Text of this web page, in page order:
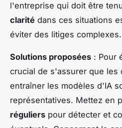
l'entreprise qui doit être
clarité dans ces situations
éviter des litiges complexes.
Solutions proposées : Pour
crucial de s'assurer que les
entraîner les modèles d'IA
représentatives. Mettez en
réguliers pour détecter et